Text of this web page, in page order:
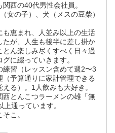
西の40代男性会社員。
女の子）、犬（メスの豆柴）
も恵まれ、人並み以上の生活
たが、人生も後半に差し掛か
とん楽しみ尽くすべく日々過
に綴っていきます。
練習（レッスン含めて週2〜3
（予算通りに家計管理できる
る）。1人飲みも大好き。
西とんこつラーメンの雄「無
通っています。
こ。